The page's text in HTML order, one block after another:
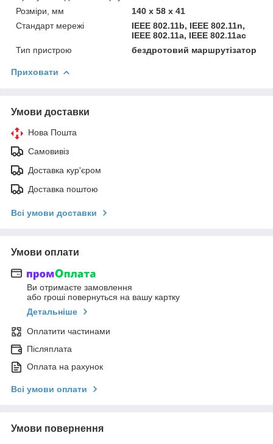
Розміри, мм
140 x 58 x 41
Стандарт мережі
IEEE 802.11b, IEEE 802.11n,
IEEE 802.11a, IEEE 802.11ac
Тип пристрою
бездротовий маршрутізатор
Приховати
Умови доставки
Нова Пошта
Самовивіз
Доставка кур'єром
Доставка поштою
Всі умови доставки
Умови оплати
Ви отримаєте замовлення
або гроші повернуться на вашу картку
Детальніше
Оплатити частинами
Післяплата
Оплата на рахунок
Всі умови оплати
Умови повернення